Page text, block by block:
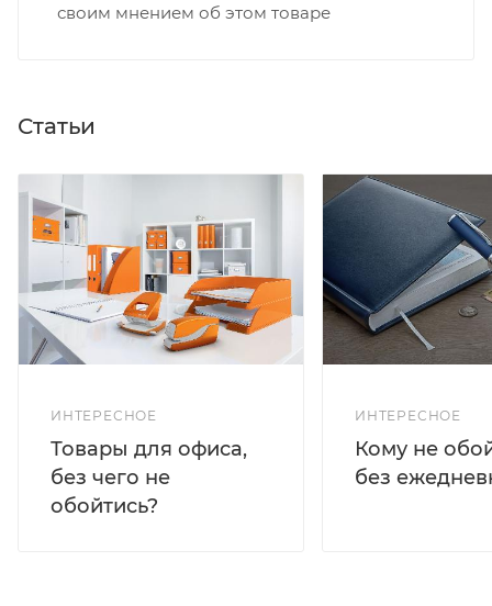
своим мнением об этом товаре
Статьи
ИНТЕРЕСНОЕ
Товары для офиса,
без чего не
обойтись?
ИНТЕРЕСНОЕ
Кому не
без